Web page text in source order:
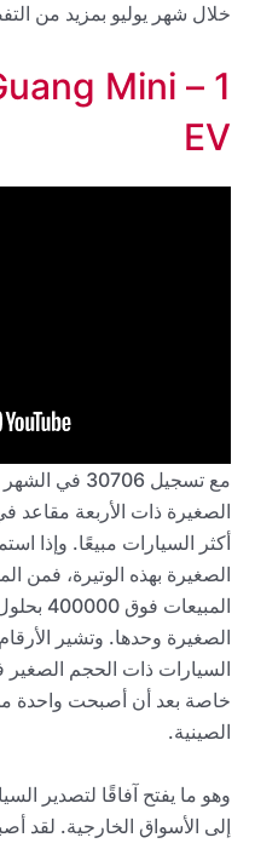
خلال شهر يوليو بمزيد من
Mini
EV
مع تسجيل
الصغيرة ذات الأربعة مقاعد
الصغيرة بهذه الوتيرة، فمن
الصغيرة وحدها. وتشير
السيارات ذات الحجم
خاصة بعد أن أصبحت واحدة
الصينية.
وهو ما يفتح آفاقًا لتصدير
إلى الأسواق الخارجية. لقد